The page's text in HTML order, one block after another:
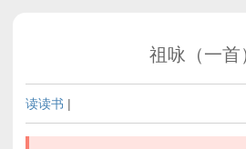
祖咏（一首
读读书 |